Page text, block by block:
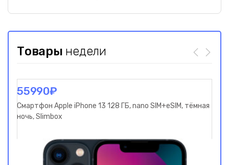
Товары недели
55990₽
Смартфон Apple iPhone 13 128 ГБ, nano SIM+eSIM, тёмная
ночь, Slimbox